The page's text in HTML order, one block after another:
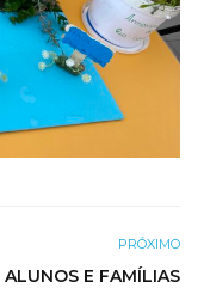
PRÓXIMO
ALUNOS E FAMÍLIAS